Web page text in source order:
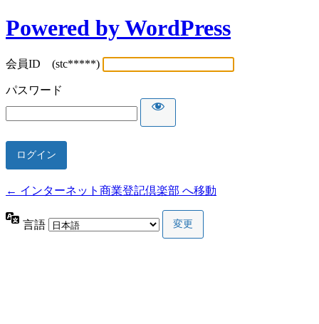
Powered by WordPress
会員ID (stc*****)
パスワード
← インターネット商業登記倶楽部 へ移動
言語